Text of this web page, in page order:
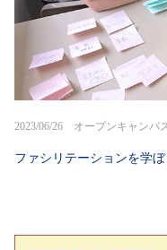
2023/06/26 オープンキャンパ
ファシリテーションを学